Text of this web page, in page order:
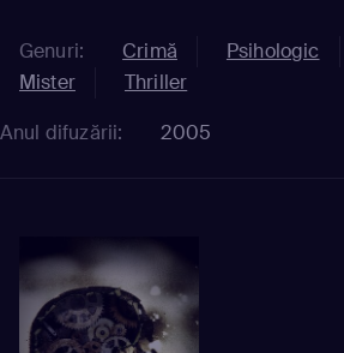
Genuri: Crimă Psihologic
Mister
Thriller
Anul difuzării:
2005